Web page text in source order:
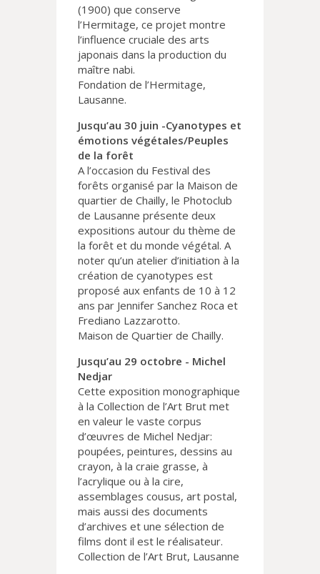
(1900) que conserve
l’Hermitage, ce projet montre
l’influence cruciale des arts
japonais dans la production du
maître nabi.
Fondation de l’Hermitage,
Lausanne.
Jusqu’au 30 juin -Cyanotypes et
émotions végétales/Peuples
de la forêt
A l’occasion du Festival des
forêts organisé par la Maison de
quartier de Chailly, le Photoclub
de Lausanne présente deux
expositions autour du thème de
la forêt et du monde végétal. A
noter qu’un atelier d’initiation à la
création de cyanotypes est
proposé aux enfants de 10 à 12
ans par Jennifer Sanchez Roca et
Frediano Lazzarotto.
Maison de Quartier de Chailly.
Jusqu’au 29 octobre - Michel
Nedjar
Cette exposition monographique
à la Collection de l’Art Brut met
en valeur le vaste corpus
d’œuvres de Michel Nedjar:
poupées, peintures, dessins au
crayon, à la craie grasse, à
l’acrylique ou à la cire,
assemblages cousus, art postal,
mais aussi des documents
d’archives et une sélection de
films dont il est le réalisateur.
Collection de l’Art Brut, Lausanne